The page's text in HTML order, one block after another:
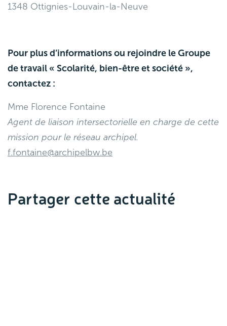
1348 Ottignies-Louvain-la-Neuve
Pour plus d’informations ou rejoindre le Groupe
de travail « Scolarité, bien-être et société »,
contactez :
Mme Florence Fontaine
Agent de liaison intersectorielle en charge de cette
mission pour le réseau archipel.
f.fontaine@archipelbw.be
Partager cette actualité